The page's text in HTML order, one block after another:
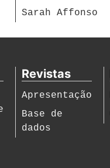
Sarah Affonso
Revistas
Apresentação
Base de
dados